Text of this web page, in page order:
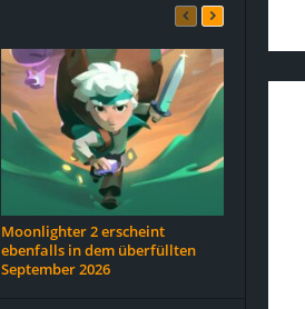
Moonlighter 2 erscheint
ebenfalls in dem überfüllten
September 2026